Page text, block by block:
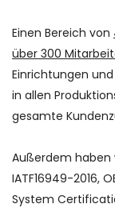
Einen Bereich von
über 300
Einrichtungen
in allen
gesamte
Außerdem haben
IATF16949-2016,
System